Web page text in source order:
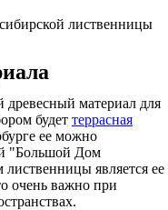
материал для
будет террасная
ее можно
"Большой Дом
является ее
очень важно при